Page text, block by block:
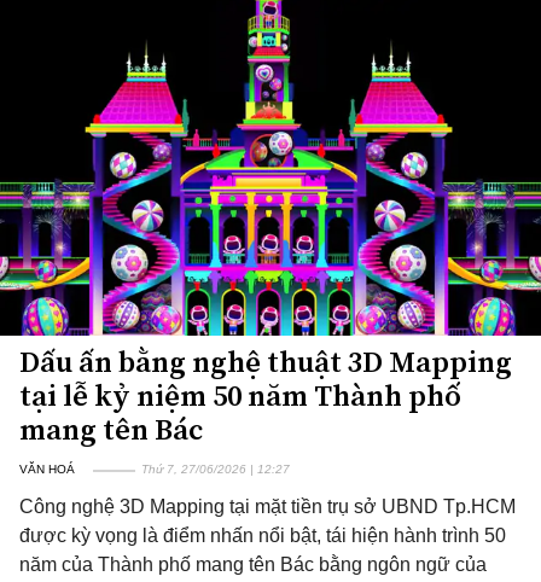
Dấu ấn bằng nghệ thuật 3D Mapping
tại lễ kỷ niệm 50 năm Thành phố
mang tên Bác
VĂN HOÁ Thứ 7, 27/06/2026 | 12:27
Công nghệ 3D Mapping tại mặt tiền trụ sở UBND Tp.HCM
được kỳ vọng là điểm nhấn nổi bật, tái hiện hành trình 50
năm của Thành phố mang tên Bác bằng ngôn ngữ của